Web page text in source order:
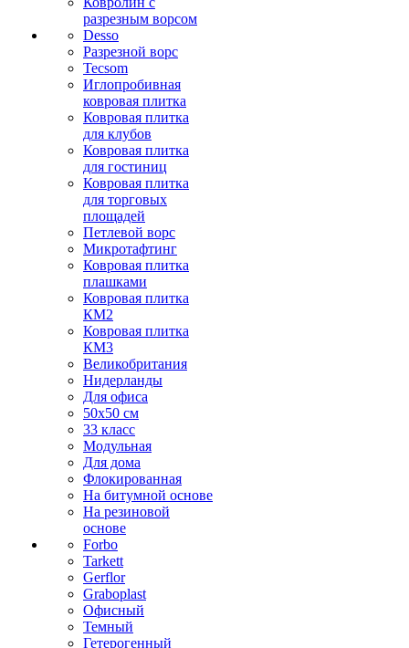
разрезным ворсом
Desso
Разрезной ворс
Tecsom
Иглопробивная
ковровая плитка
Ковровая плитка
для клубов
Ковровая плитка
для гостиниц
Ковровая плитка
для торговых
площадей
Петлевой ворс
Микротафтинг
Ковровая плитка
плашками
Ковровая плитка
КМ2
Ковровая плитка
КМ3
Великобритания
Нидерланды
Для офиса
50х50 см
33 класс
Модульная
Для дома
Флокированная
На битумной основе
На резиновой
основе
Forbo
Tarkett
Gerflor
Graboplast
Офисный
Темный
Гетерогенный